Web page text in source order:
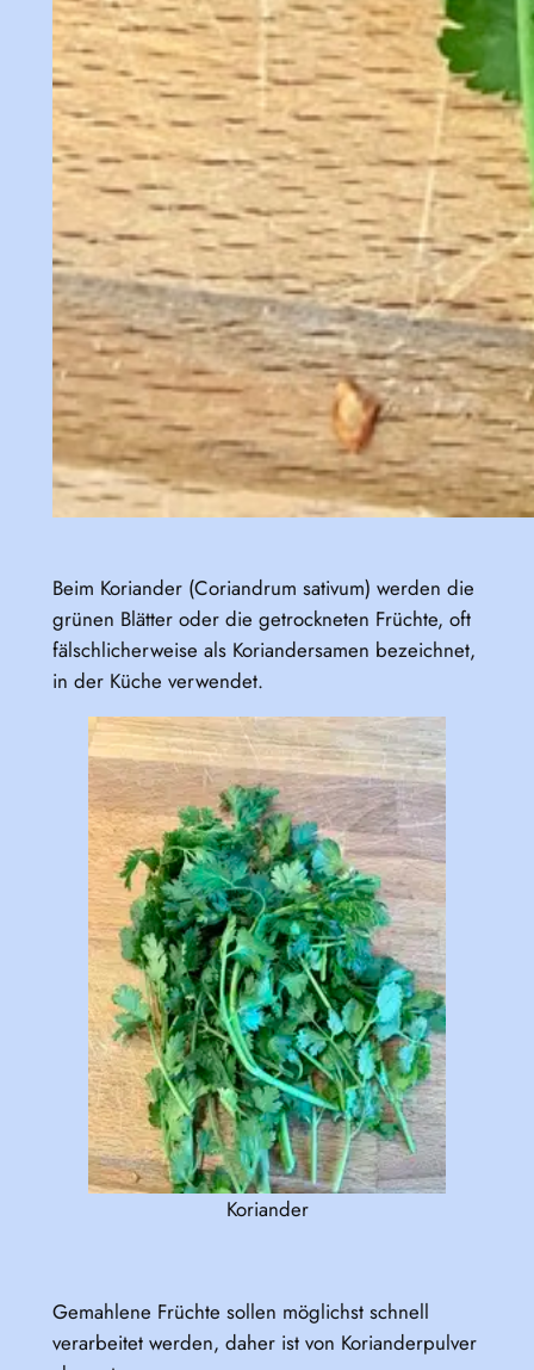
Beim Koriander (Coriandrum sativum) werden die
grünen Blätter oder die getrockneten Früchte, oft
fälschlicherweise als Koriandersamen bezeichnet,
in der Küche verwendet.
Koriander
Gemahlene Früchte sollen möglichst schnell
verarbeitet werden, daher ist von Korianderpulver